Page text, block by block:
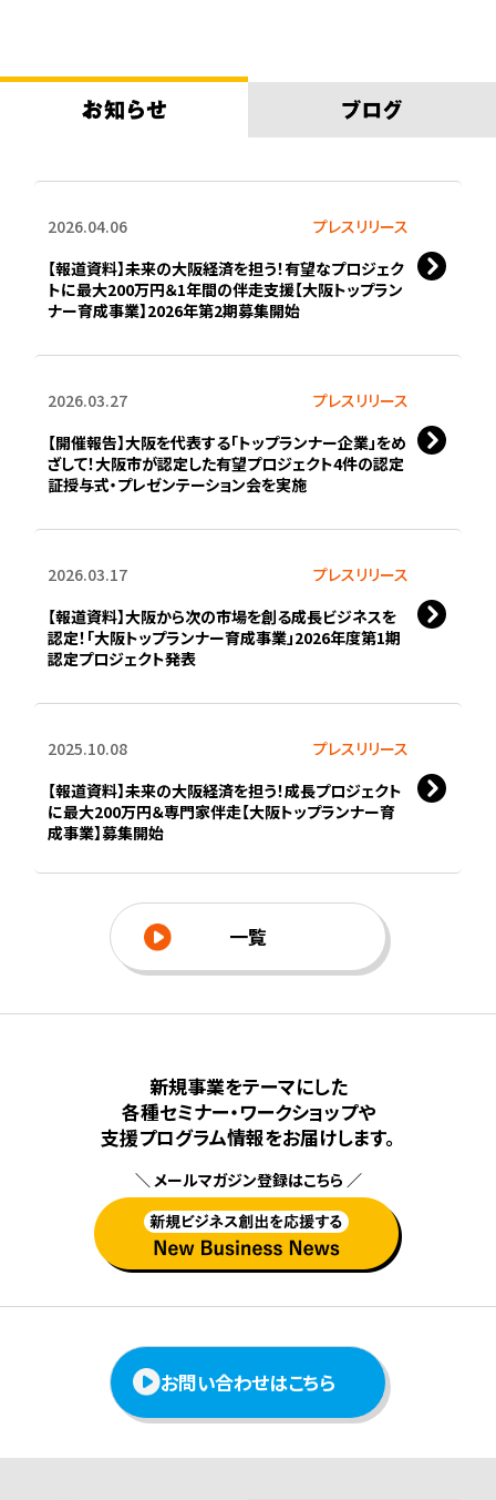
2026.04.06
プレスリリース
【報道資料】未来の大阪経済を担う！有望なプロジェク
トに最大200万円＆1年間の伴走支援【大阪トップラン
ナー育成事業】2026年第2期募集開始
2026.03.27
プレスリリース
【開催報告】大阪を代表する「トップランナー企業」をめ
ざして！大阪市が認定した有望プロジェクト4件の認定
証授与式・プレゼンテーション会を実施
2026.03.17
プレスリリース
【報道資料】大阪から次の市場を創る成長ビジネスを
認定！「大阪トップランナー育成事業」2026年度第1期
認定プロジェクト発表
2025.10.08
プレスリリース
【報道資料】未来の大阪経済を担う！成長プロジェクト
に最大200万円＆専門家伴走【大阪トップランナー育
成事業】募集開始
一覧
新規事業をテーマにした
各種セミナー・ワークショップや
⽀援プログラム情報をお届けします。
＼ メールマガジン登録はこちら ／
お問い合わせはこちら